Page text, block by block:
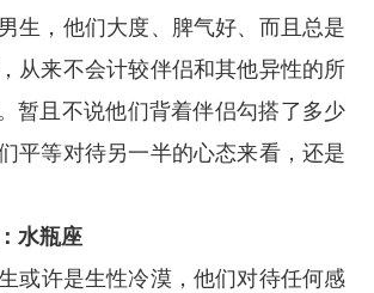
生，他们大度、脾气好、而且总是
从来不会计较伴侣和其他异性的所
暂且不说他们背着伴侣勾搭了多少
平等对待另一半的心态来看，还是
水瓶座
或许是生性冷漠，他们对待任何感